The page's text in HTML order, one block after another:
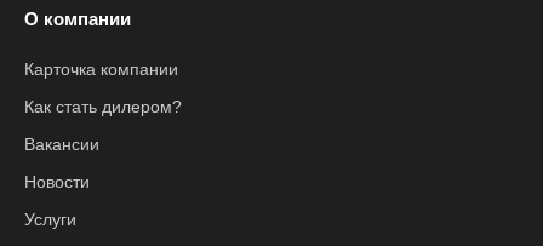
О компании
Карточка компании
Как стать дилером?
Вакансии
Новости
Услуги